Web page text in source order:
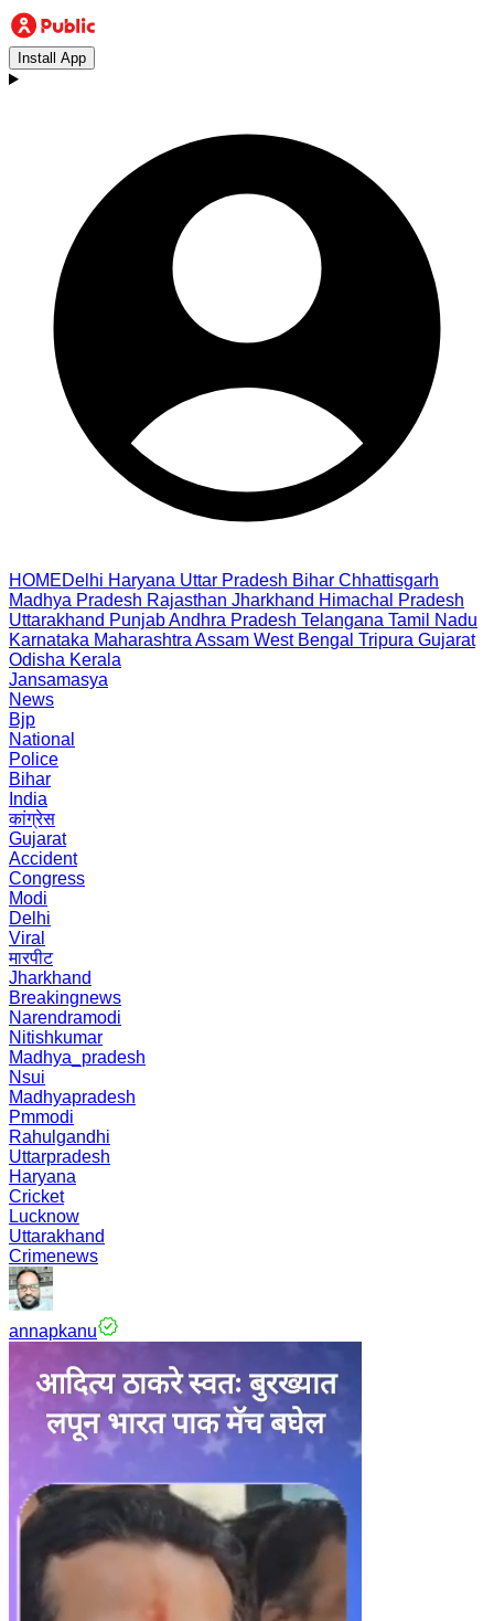
Install App
HOMEDelhi Haryana Uttar Pradesh Bihar Chhattisgarh
Madhya Pradesh Rajasthan Jharkhand Himachal Pradesh
Uttarakhand PunjabAndhra Pradesh Telangana Tamil Nadu
Karnataka Maharashtra Assam West Bengal Tripura Gujarat
Odisha Kerala
Jansamasya
News
Bjp
National
Police
Bihar
India
कांग्रेस
Gujarat
Accident
Congress
Modi
Delhi
Viral
मारपीट
Jharkhand
Breakingnews
Narendramodi
Nitishkumar
Madhya_pradesh
Nsui
Madhyapradesh
Pmmodi
Rahulgandhi
Uttarpradesh
Haryana
Cricket
Lucknow
Uttarakhand
Crimenews
annapkanu